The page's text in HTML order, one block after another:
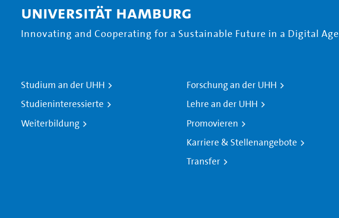
Universität Hamburg
Innovating and Cooperating for a Sustainable Future in a Digital Age
Studium an der UHH
Studieninteressierte
Weiterbildung
Forschung an der UHH
Lehre an der UHH
Promovieren
Karriere & Stellenangebote
Transfer